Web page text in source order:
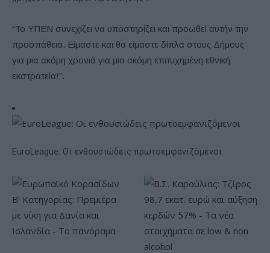
“Το ΥΠΕΝ συνεχίζει να υποστηρίζει και προωθεί αυτήν την
προσπάθεια. Είμαστε και θα είμαστε δίπλα στους Δήμους
για μια ακόμη χρονιά για μια ακόμη επιτυχημένη εθνική
εκστρατεία!”.
EuroLeague: Οι ενθουσιώδεις πρωτοεμφανιζόμενοι